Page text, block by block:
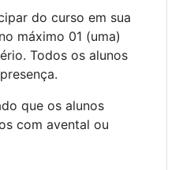
do curso em sua
máximo 01 (uma)
Todos os alunos
que os alunos
com avental ou